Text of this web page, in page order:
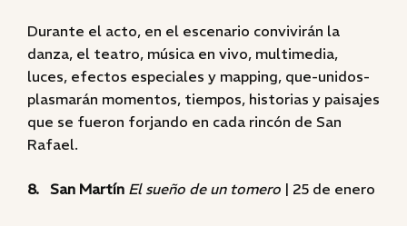
Durante el acto, en el escenario convivirán la
danza, el teatro, música en vivo, multimedia,
luces, efectos especiales y mapping, que-unidos-
plasmarán momentos, tiempos, historias y paisajes
que se fueron forjando en cada rincón de San
Rafael.
8. San Martín El sueño de un tomero | 25 de enero